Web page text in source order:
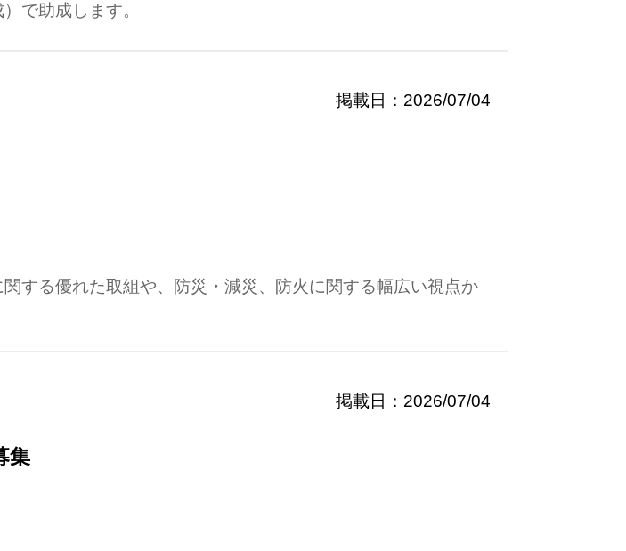
で助成します。
掲載日：2026/07/04
する優れた取組や、防災・減災、防火に関する幅広い視点か
掲載日：2026/07/04
集